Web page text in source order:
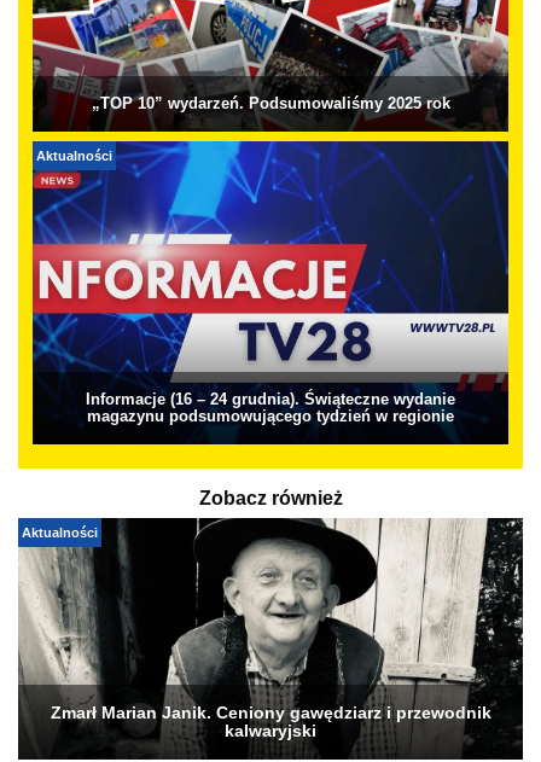
„TOP 10” wydarzeń. Podsumowaliśmy 2025 rok
Aktualności
Informacje (16 – 24 grudnia). Świąteczne wydanie
magazynu podsumowującego tydzień w regionie
Zobacz również
Aktualności
Zmarł Marian Janik. Ceniony gawędziarz i przewodnik
kalwaryjski